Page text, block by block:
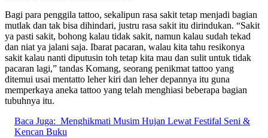
Bagi para penggila tattoo, sekalipun rasa sakit tetap menjadi bagian
mutlak dan tak bisa dihindari, justru rasa sakit itu dirindukan. “Sakit
ya pasti sakit, bohong kalau tidak sakit, namun kalau sudah tekad
dan niat ya jalani saja. Ibarat pacaran, walau kita tahu resikonya
sakit kalau nanti diputusin toh tetap kita mau dan sulit untuk tidak
pacaran lagi,” tandas Komang, seorang penikmat tattoo yang
ditemui usai mentatto leher kiri dan leher depannya itu guna
memperkaya aneka tattoo yang telah menghiasi beberapa bagian
tubuhnya itu.
Baca Juga: Menghikmati Musim Hujan Lewat Festifal Seni &
Kencan Buku